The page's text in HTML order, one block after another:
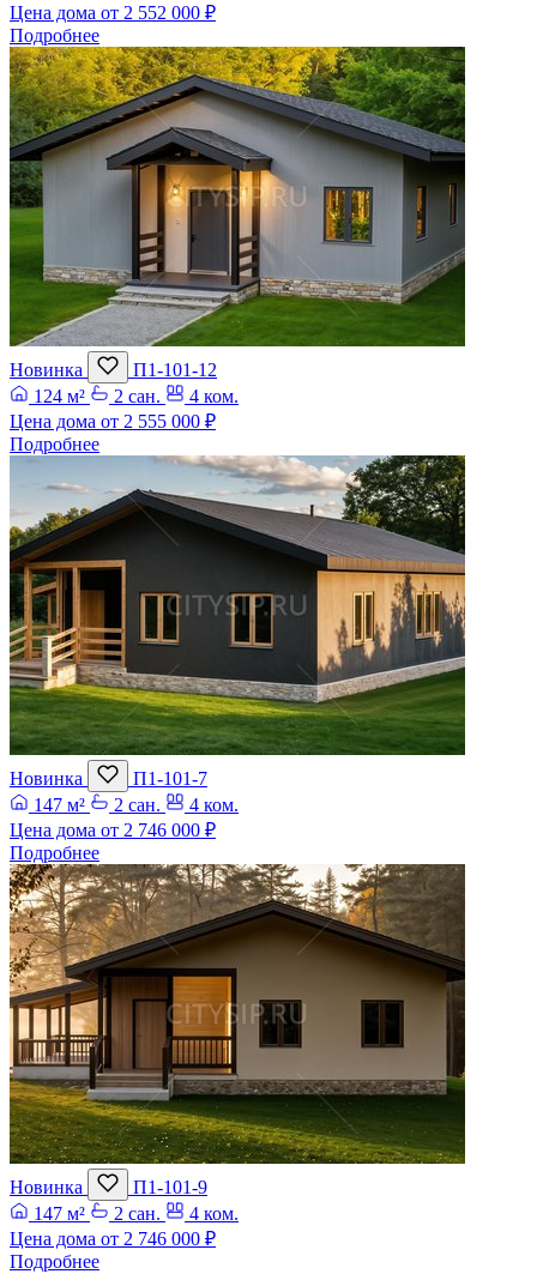
Цена дома от 2 552 000 ₽
Подробнее
Новинка
П1-101-12
124 м²
2 сан.
4 ком.
Цена дома от 2 555 000 ₽
Подробнее
Новинка
П1-101-7
147 м²
2 сан.
4 ком.
Цена дома от 2 746 000 ₽
Подробнее
Новинка
П1-101-9
147 м²
2 сан.
4 ком.
Цена дома от 2 746 000 ₽
Подробнее